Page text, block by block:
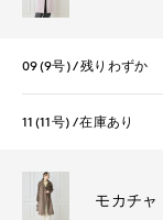
09(9号) 残りわずか
11(11号) 在庫あり
モカチャ